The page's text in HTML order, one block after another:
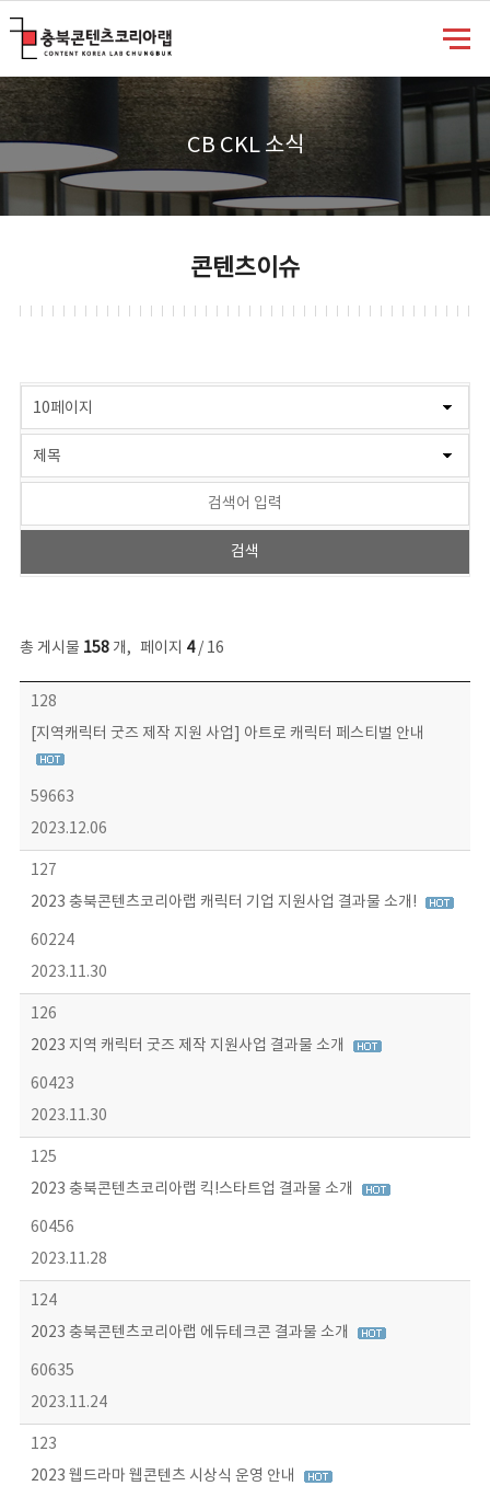
CB CKL 소식
콘텐츠이슈
총 게시물 158개, 페이지 4/ 16
콘텐츠이슈 목록 - 번호, 제목, 작성자, 파일, 조회수, 작성일 정보 제공
128
[지역캐릭터 굿즈 제작 지원 사업] 아트로 캐릭터 페스티벌 안내
59663
2023.12.06
127
2023 충북콘텐츠코리아랩 캐릭터 기업 지원사업 결과물 소개!
60224
2023.11.30
126
2023 지역 캐릭터 굿즈 제작 지원사업 결과물 소개
60423
2023.11.30
125
2023 충북콘텐츠코리아랩 킥!스타트업 결과물 소개
60456
2023.11.28
124
2023 충북콘텐츠코리아랩 에듀테크콘 결과물 소개
60635
2023.11.24
123
2023 웹드라마 웹콘텐츠 시상식 운영 안내